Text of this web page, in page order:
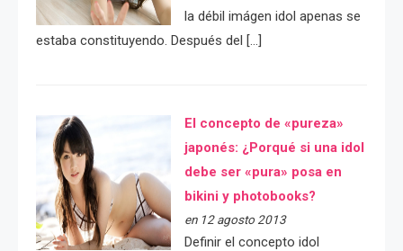
la débil imágen idol apenas se
estaba constituyendo. Después del […]
El concepto de «pureza»
japonés: ¿Porqué si una idol
debe ser «pura» posa en
bikini y photobooks?
en 12 agosto 2013
Definir el concepto idol